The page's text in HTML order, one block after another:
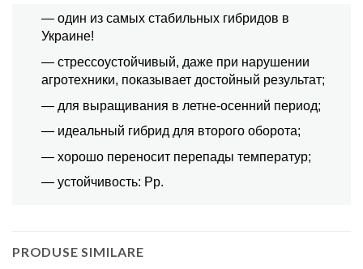
— один из самых стабильных гибридов в
Украине!
— стрессоустойчивый, даже при нарушении
агротехники, показывает достойный результат;
— для выращивания в летне-осенний период;
— идеальный гибрид для второго оборота;
— хорошо переносит перепады температур;
— устойчивость: Pp.
PRODUSE SIMILARE